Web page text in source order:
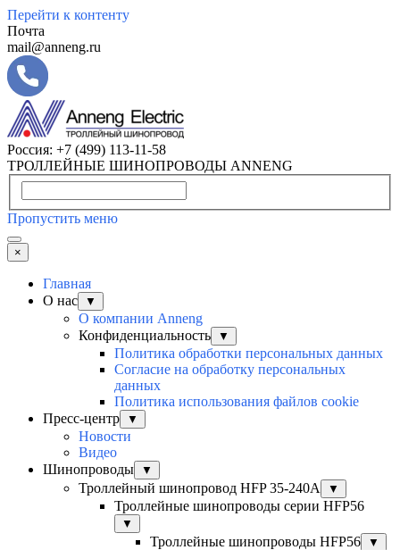
Перейти к контенту
Почта
mail@anneng.ru
Россия: +7 (499) 113-11-58
ТРОЛЛЕЙНЫЕ ШИНОПРОВОДЫ ANNENG
Пропустить меню
×
Главная
О нас
▼
О компании Anneng
Конфиденциальность
▼
Политика обработки персональных данных
Согласие на обработку персональных
данных
Политика использования файлов cookie
Пресс-центр
▼
Новости
Видео
Шинопроводы
▼
Троллейный шинопровод HFP 35-240А ▼
Троллейные шинопроводы серии HFP56
▼
Троллейные шинопроводы HFP56 ▼